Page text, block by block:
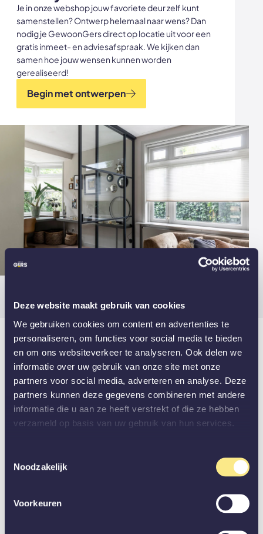
Deze website maakt gebruik van cookies
We gebruiken cookies om content en advertenties te
personaliseren, om functies voor social media te bieden
en om ons websiteverkeer te analyseren. Ook delen we
informatie over uw gebruik van onze site met onze
partners voor social media, adverteren en analyse. Deze
partners kunnen deze gegevens combineren met andere
informatie die u aan ze heeft verstrekt of die ze hebben
verzameld op basis van uw gebruik van hun services.
Noodzakelijk
Voorkeuren
Je in onze webshop jouw favoriete deur zelf kunt
samenstellen? Ontwerp helemaal naar wens? Dan
nodig je GewoonGers direct op locatie uit voor een
gratis inmeet- en adviesafspraak. We kijken dan
samen hoe jouw wensen kunnen worden
gerealiseerd!
Begin met ontwerpen
Onze producten
In onze webshop vind je zowel deuren en
wanden van aluminium en glas als akoestische
panelen.
Staat hier niet tussen wat je zoekt? Geen
een passende,